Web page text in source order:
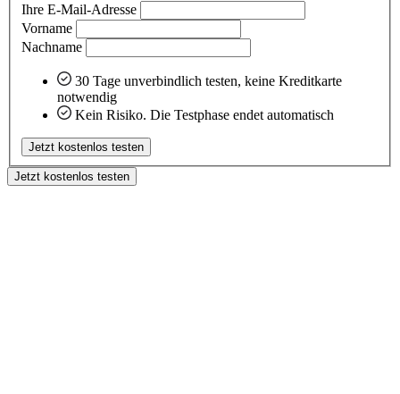
Ihre E-Mail-Adresse
Vorname
Nachname
30 Tage unverbindlich testen, keine Kreditkarte
notwendig
Kein Risiko. Die Testphase endet automatisch